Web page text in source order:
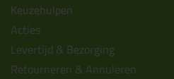
Keuzehulpen
Acties
Levertijd & Bezorging
Retourneren & Annuleren